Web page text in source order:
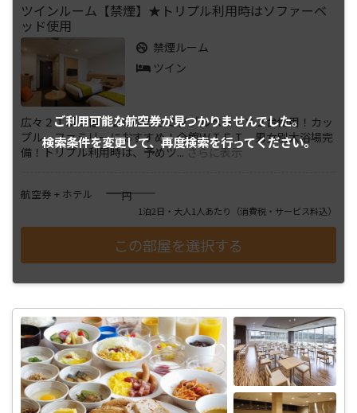
ご利用可能な航空券が見つかりませんでした。
検索条件を変更して、再度検索を行ってください。
ツインルーム【禁煙】★トリプル利用時はソファーベ
ッド使用
禁煙ルーム
ツイン
広々２１㎡！幅１２０㎝のセミダブルベッド×２台使用！カッ
プル、ファミリーにおすすめ！全館ＷＩＦＩ、男女別大浴場完
備！トリプル利用時は、予めツ...さらに表示
航空券 + ホテル ――――円
1泊2日・大人1人あたり （消費税・サービス料込）